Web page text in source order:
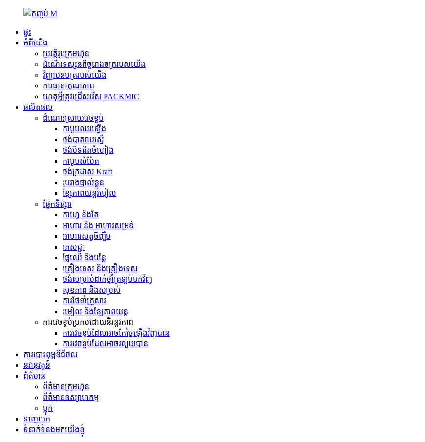
ផ្ទះ
អំពីយើង
ប្រវត្តិរូបក្រុមហ៊ុន
ដំណើរទស្សនកិច្ចរោងចក្ររបស់យើង
វិញ្ញាបនបត្ររបស់យើង
ការធានាគុណភាព
ហេតុអ្វីត្រូវជ្រើសរើស PACKMIC
ផលិតផល
ដំណោះស្រាយវេចខ្ចប់
កាបូបឈរឡើង
ថង់បាតរាបស្មើ
ថង់​បិទ​ជិត​ចំហៀង
កាបូបសំប៉ែត
ថង់ក្រដាស Kraft
រូបរាងផ្ទាល់ខ្លួន
ខ្សែភាពយន្តរមៀល
ផ្នែកទីផ្សារ
កាហ្វេ និងតែ
អាហារ និង អាហារសម្រន់
អាហារសត្វចិញ្ចឹម
ភេសជ្ជៈ
ផ្លែឈើ និងបន្លែ
គ្រឿងទេស និង​គ្រឿង​ទេស
ថង់​សម្រាប់​ដាក់​ថ្នាំ​ត្រឡប់​មក​វិញ
សុខភាព និងសម្រស់
ការថែទាំគ្រួសារ
រមៀល និងខ្សែភាពយន្ត
ការវេចខ្ចប់ប្រកបដោយនិរន្តរភាព
ការវេចខ្ចប់ដែលអាចកែច្នៃឡើងវិញបាន
ការវេចខ្ចប់ដែលអាចរលួយបាន
ការបោះពុម្ពឌីជីថល
នវានុវត្តន៍
ព័ត៌មាន
ព័ត៌មានក្រុមហ៊ុន
ព័ត៌មានឧស្សាហកម្ម
ប្លុក
ទាញយក
ទំនាក់ទំនងមកយើងខ្ញុំ